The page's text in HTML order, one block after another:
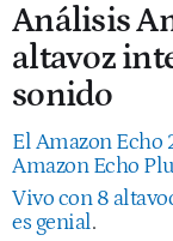
Análisis
altavoz
sonido
El Amazon Echo
Amazon Echo
Vivo con 8
es genial.